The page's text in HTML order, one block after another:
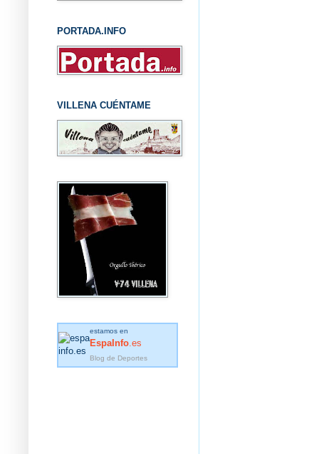
PORTADA.INFO
VILLENA CUÉNTAME
estamos en
EspaInfo .es
Blog de Deportes